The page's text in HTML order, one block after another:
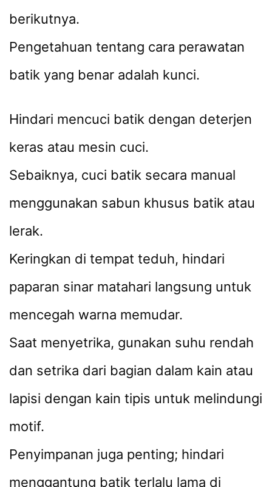
berikutnya.
Pengetahuan tentang cara perawatan
batik yang benar adalah kunci.
Hindari mencuci batik dengan deterjen
keras atau mesin cuci.
Sebaiknya, cuci batik secara manual
menggunakan sabun khusus batik atau
lerak.
Keringkan di tempat teduh, hindari
paparan sinar matahari langsung untuk
mencegah warna memudar.
Saat menyetrika, gunakan suhu rendah
dan setrika dari bagian dalam kain atau
lapisi dengan kain tipis untuk melindungi
motif.
Penyimpanan juga penting; hindari
menggantung batik terlalu lama di